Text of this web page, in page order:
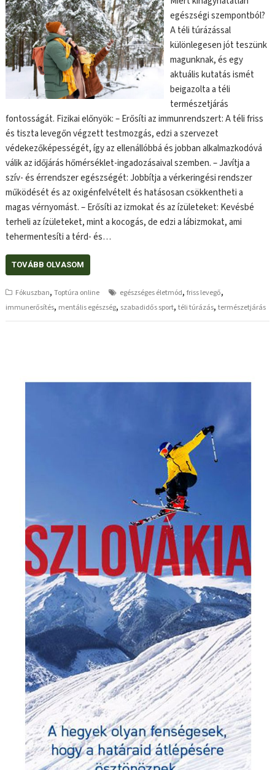
egészségi szempontból?
A téli túrázással
különlegesen jót teszünk
magunknak, és egy
aktuális kutatás ismét
beigazolta a téli
természetjárás
fontosságát. Fizikai előnyök: – Erősíti az immunrendszert: A téli friss
és tiszta levegőn végzett testmozgás, edzi a szervezet
védekezőképességét, így az ellenállóbbá és jobban alkalmazkodóvá
válik az időjárás hőmérséklet-ingadozásaival szemben. – Javítja a
szív- és érrendszer egészségét: Jobbítja a vérkeringési rendszer
működését és az oxigénfelvételt és hatásosan csökkentheti a
magas vérnyomást. – Erősíti az izmokat és az ízületeket: Kevésbé
terheli az ízületeket, mint a kocogás, de edzi a lábizmokat, ami
tehermentesíti a térd- és…
TOVÁBB OLVASOM
Fókuszban,Toptúra online egészséges életmód,friss levegő,
immunerősítés, mentális egészség, szabadidős sport,téli túrázás,természetjárás